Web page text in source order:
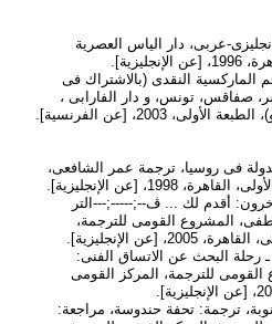
عربى، دار الياس العصرية
الماركسية النقدى (بالاشتراك فى
صفاقس، تونس، و دار الفارابى ،
2003، [عن الفرنسية].
فى روسيا، ترجمة عمر الشافعى،
[عن الإنجليزية].
أقدم لك ... ڤ--;-----;---التر
المشروع القومى للترجمة،
[عن الإنجليزية].
رحلة البحث عن الاتساق الفنى:
للترجمة، المركز القومى
ترجمة: تحفة حندوسة، مراجعة: